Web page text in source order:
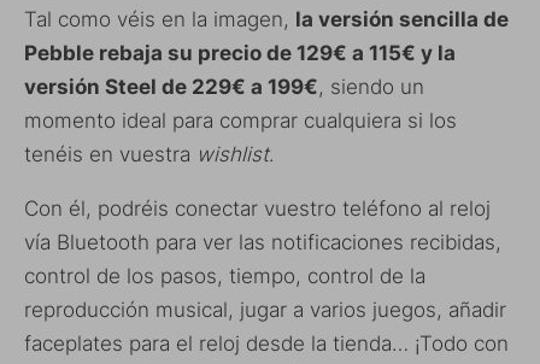
Tal como véis en la imagen, la versión sencilla de
Pebble rebaja su precio de 129€ a 115€ y la
versión Steel de 229€ a 199€, siendo un
momento ideal para comprar cualquiera si los
tenéis en vuestra wishlist.
Con él, podréis conectar vuestro teléfono al reloj
vía Bluetooth para ver las notificaciones recibidas,
control de los pasos, tiempo, control de la
reproducción musical, jugar a varios juegos, añadir
faceplates para el reloj desde la tienda… ¡Todo con